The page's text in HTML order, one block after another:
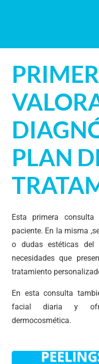
PLAN
Esta primera
paciente. En la misma
o dudas estéticas del
necesidades que
tratamiento
En esta consulta
facial diaria y
dermocosmética.